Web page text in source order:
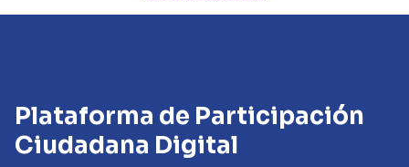
Plataforma de Participación
Ciudadana Digital